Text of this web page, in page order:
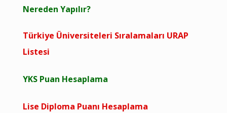
Nereden Yapılır?
Türkiye Üniversiteleri Sıralamaları URAP
Listesi
YKS Puan Hesaplama
Lise Diploma Puanı Hesaplama